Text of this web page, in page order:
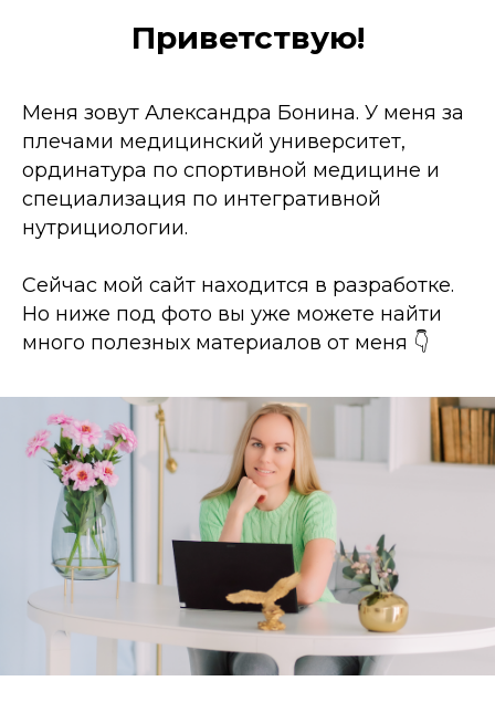
Приветствую!
Меня зовут Александра Бонина. У меня за
плечами медицинский университет,
ординатура по спортивной медицине и
специализация по интегративной
нутрициологии.
Сейчас мой сайт находится в разработке.
Но ниже под фото вы уже можете найти
много полезных материалов от меня 👇